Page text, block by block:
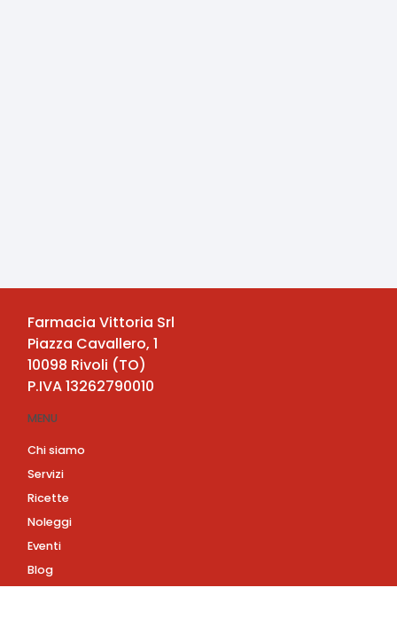
Farmacia Vittoria Srl
Piazza Cavallero, 1
10098 Rivoli (TO)
P.IVA13262790010
MENU
Chi siamo
Servizi
Ricette
Noleggi
Eventi
Blog